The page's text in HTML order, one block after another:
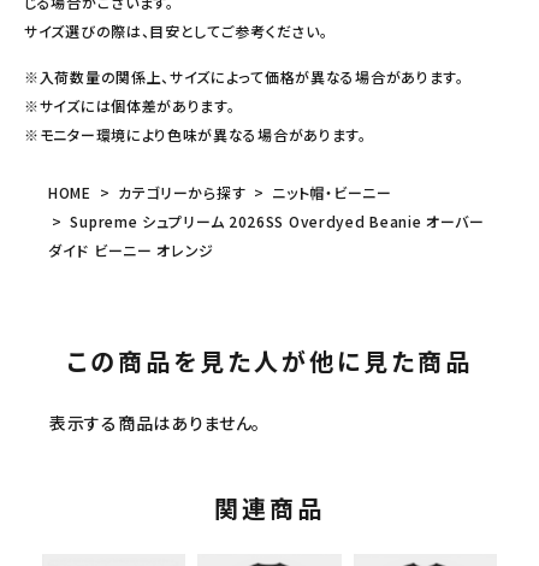
サイズ選びの際は、目安としてご参考ください。
※入荷数量の関係上、サイズによって価格が異なる場合があります。
※サイズには個体差があります。
※モニター環境により色味が異なる場合があります。
HOME カテゴリーから探す
ニット帽・ビーニー
Supreme シュプリーム 2026SS Overdyed Beanie オーバー
ダイド ビーニー オレンジ
この商品を見た人が他に見た商品
表示する商品はありません。
関連商品